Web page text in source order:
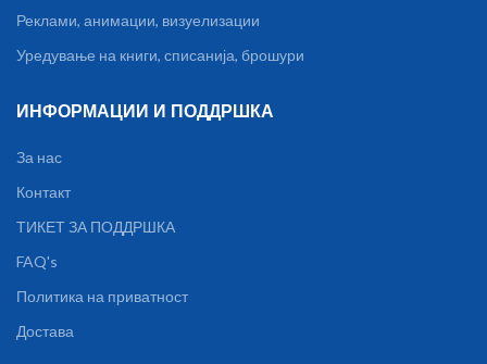
Реклами, анимации, визуелизации
Уредување на книги, списанија, брошури
ИНФОРМАЦИИ И ПОДДРШКА
За нас
Контакт
ТИКЕТ ЗА ПОДДРШКА
FAQ's
Политика на приватност
Достава